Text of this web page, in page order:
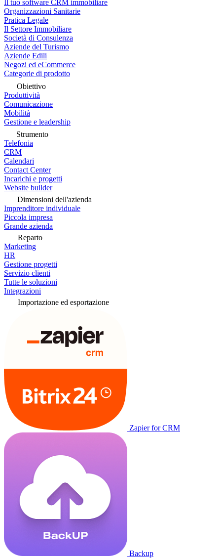
Il tuo software CRM immobiliare
Organizzazioni Sanitarie
Pratica Legale
Il Settore Immobiliare
Società di Consulenza
Aziende del Turismo
Aziende Edili
Negozi ed eCommerce
Categorie di prodotto
Obiettivo
Produttività
Comunicazione
Mobilità
Gestione e leadership
Strumento
Telefonia
CRM
Calendari
Contact Center
Incarichi e progetti
Website builder
Dimensioni dell'azienda
Imprenditore individuale
Piccola impresa
Grande azienda
Reparto
Marketing
HR
Gestione progetti
Servizio clienti
Tutte le soluzioni
Integrazioni
Importazione ed esportazione
Zapier for CRM
Backup